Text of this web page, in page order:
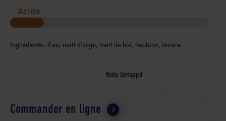
Acide
Ingrédients : Eau, malt d'orge, malt de blé, houblon, levure.
Note Untappd
Commander en ligne